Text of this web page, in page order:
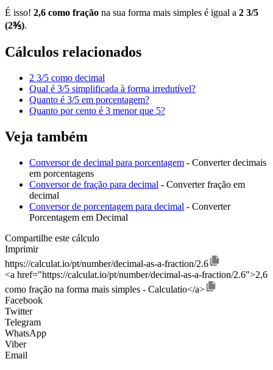
É isso! 2,6 como fração na sua forma mais simples é igual a 2 3/5
(2⅗).
Cálculos relacionados
2 3/5 como decimal
Qual é 3/5 simplificada à forma irredutível?
Quanto é 3/5 em porcentagem?
Quanto por cento é 3 menor que 5?
Veja também
Conversor de decimal para porcentagem - Converter decimais
em porcentagens
Conversor de fração para decimal - Converter fração em
decimal
Conversor de porcentagem para decimal - Converter
Porcentagem em Decimal
Compartilhe este cálculo
Imprimir
https://calculat.io/pt/number/decimal-as-a-fraction/2.6
<a href="https://calculat.io/pt/number/decimal-as-a-fraction/2.6">2,6
como fração na forma mais simples - Calculatio</a>
Facebook
Twitter
Telegram
WhatsApp
Viber
Email